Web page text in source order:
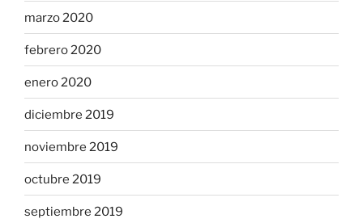
marzo 2020
febrero 2020
enero 2020
diciembre 2019
noviembre 2019
octubre 2019
septiembre 2019